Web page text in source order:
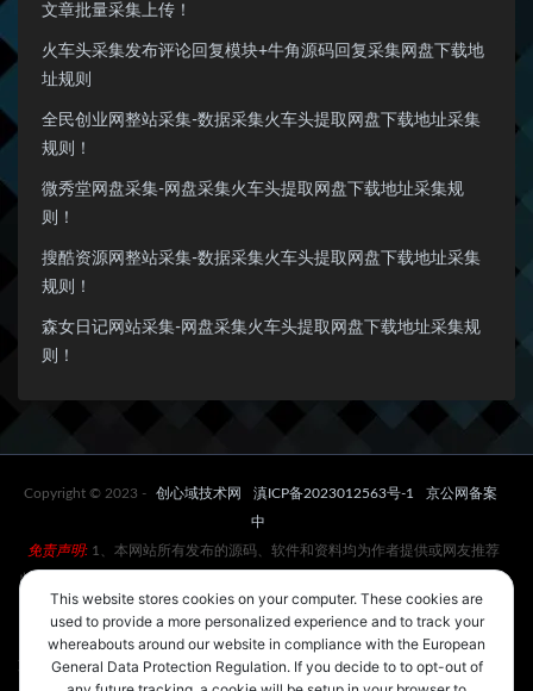
文章批量采集上传！
火车头采集发布评论回复模块+牛角源码回复采集网盘下载地
址规则
全民创业网整站采集-数据采集火车头提取网盘下载地址采集
规则！
微秀堂网盘采集-网盘采集火车头提取网盘下载地址采集规
则！
搜酷资源网整站采集-数据采集火车头提取网盘下载地址采集
规则！
森女日记网站采集-网盘采集火车头提取网盘下载地址采集规
则！
Copyright © 2023 - 创心域技术网 滇ICP备2023012563号-1
京公网备案
中
免责声明: 1、本网站所有发布的源码、软件和资料均为作者提供或网友推荐
收集各大资源网站整理而来;仅供学习和研究使用,下载后请24小时内删除。不
得使用于非法商业用途，不得违反国家法律。否则后果自负！
2、一切关于该资源商业行为与www.cxyxt.com无关。如果您喜欢该程序，请
支持正版源码、软件，购买注册，得到更好的正版服务。如有侵犯你版权的，
This website stores cookies on your computer. These cookies are
used to provide a more personalized experience and to track your
whereabouts around our website in compliance with the European
General Data Protection Regulation. If you decide to to opt-out of